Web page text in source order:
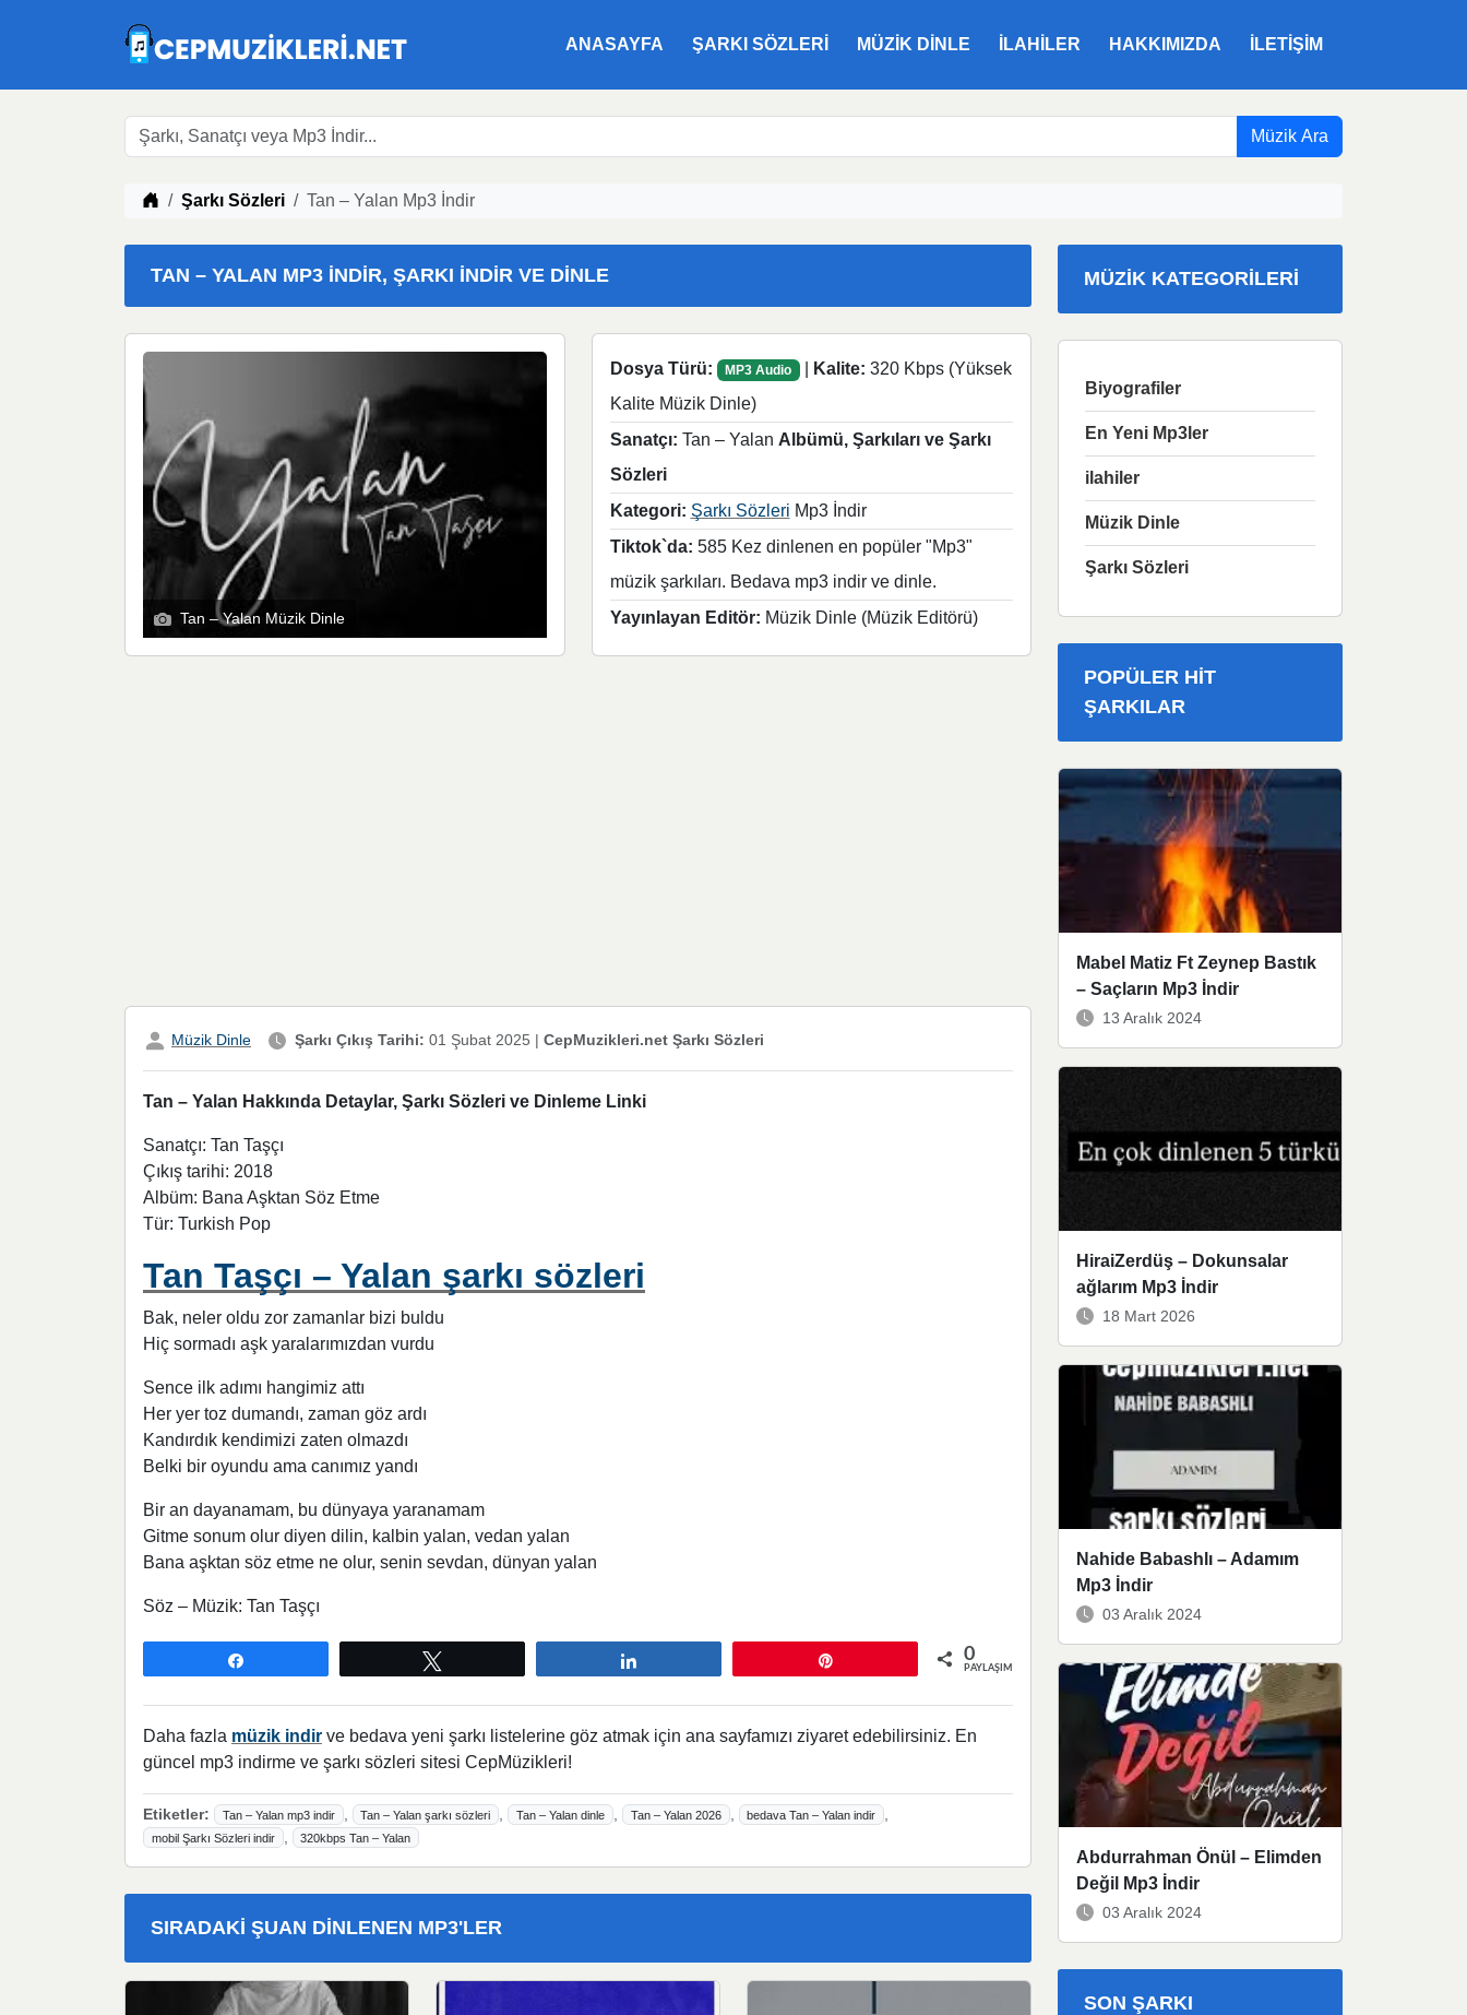
ANASAYFA ŞARKI SÖZLERI MÜZIK DINLE ILAHILER HAKKIMIZDA İLETIŞIM
Müzik Ara
Müzik indir
Şarkı Sözleri Tan – Yalan Mp3 İndir
TAN – YALAN MP3 İNDIR, ŞARKI İNDIR VE DINLE
Tan – Yalan Müzik Dinle
Dosya Türü: MP3 Audio Kalite: 320 Kbps (Yüksek
Kalite Müzik Dinle)
Sanatçı: Tan – Yalan Albümü, Şarkıları ve Şarkı
Sözleri
Kategori: Şarkı Sözleri Mp3 İndir
Tiktok`da: 585 Kez dinlenen en popüler "Mp3"
müzik şarkıları. Bedava mp3 indir ve dinle.
Yayınlayan Editör: Müzik Dinle (Müzik Editörü)
Müzik Dinle Şarkı Çıkış Tarihi: 01 Şubat 2025 | CepMuzikleri.net Şarkı Sözleri
Tan – Yalan Hakkında Detaylar, Şarkı Sözleri ve Dinleme Linki
Sanatçı: Tan Taşçı
Çıkış tarihi: 2018
Albüm: Bana Aşktan Söz Etme
Tür: Turkish Pop
Tan Taşçı – Yalan şarkı sözleri
Bak, neler oldu zor zamanlar bizi buldu
Hiç sormadı aşk yaralarımızdan vurdu
Sence ilk adımı hangimiz attı
Her yer toz dumandı, zaman göz ardı
Kandırdık kendimizi zaten olmazdı
Belki bir oyundu ama canımız yandı
Bir an dayanamam, bu dünyaya yaranamam
Gitme sonum olur diyen dilin, kalbin yalan, vedan yalan
Bana aşktan söz etme ne olur, senin sevdan, dünyan yalan
Söz – Müzik: Tan Taşçı
0
PAYLAŞIMLAR
Daha fazla müzik indir ve bedava yeni şarkı listelerine göz atmak için ana sayfamızı ziyaret edebilirsiniz. En
güncel mp3 indirme ve şarkı sözleri sitesi CepMüzikleri!
Etiketler: Tan – Yalan mp3 indir Tan – Yalan şarkı sözleri Tan – Yalan dinle Tan – Yalan 2026 bedava Tan – Yalan indir
mobil Şarkı Sözleri indir 320kbps Tan – Yalan
SIRADAKI ŞUAN DINLENEN MP3'LER
MÜZIK KATEGORILERI
Biyografiler
En Yeni Mp3ler
ilahiler
Müzik Dinle
Şarkı Sözleri
POPÜLER HIT
ŞARKILAR
Mabel Matiz Ft Zeynep Bastık
– Saçların Mp3 İndir
13 Aralık 2024
HiraiZerdüş – Dokunsalar
ağlarım Mp3 İndir
18 Mart 2026
Nahide Babashlı – Adamım
Mp3 İndir
03 Aralık 2024
Abdurrahman Önül – Elimden
Değil Mp3 İndir
03 Aralık 2024
SON ŞARKI